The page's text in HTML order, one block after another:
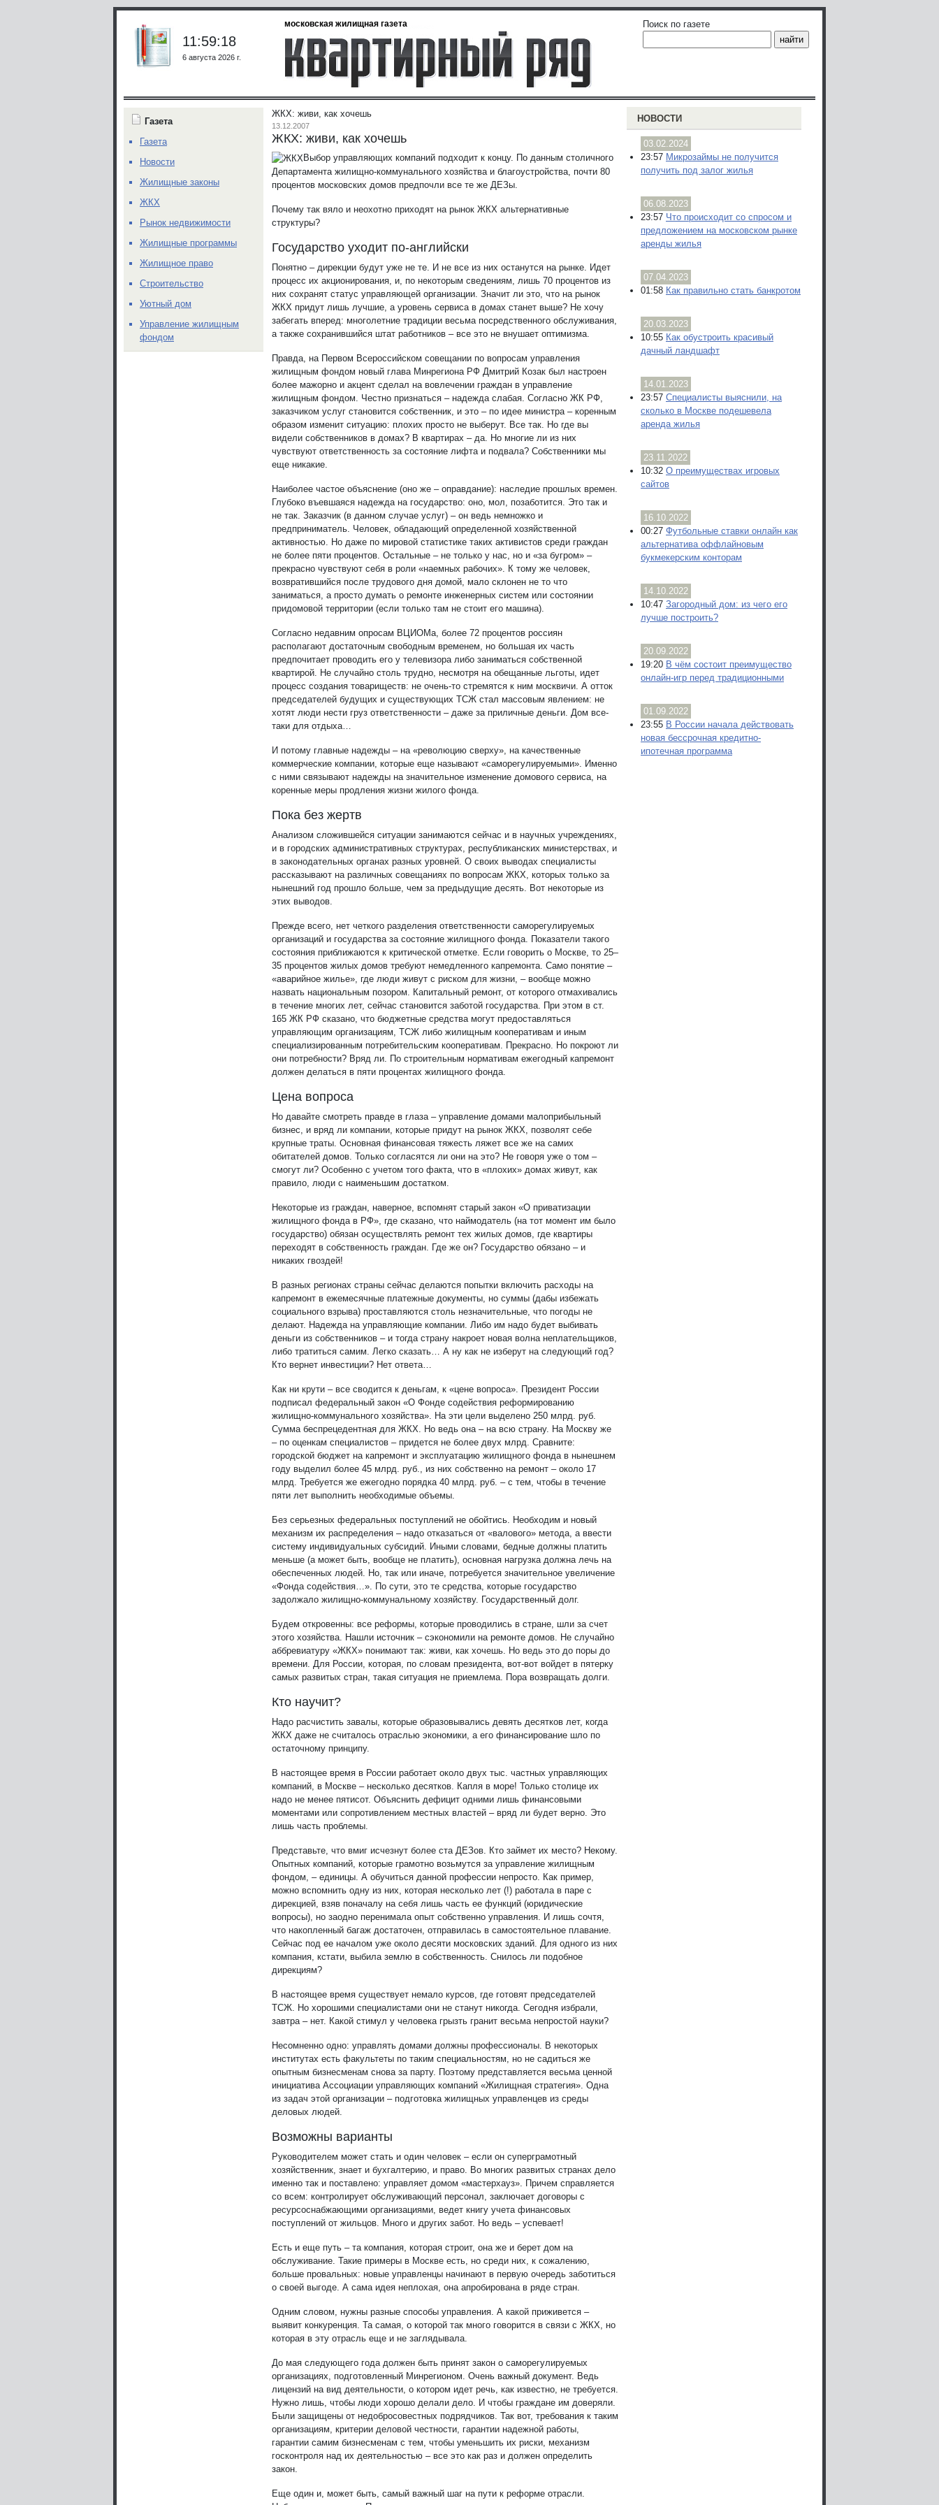
московская жилищная газета
11:59:18
6 августа 2026 г.
Поиск по газете
ЖКХ: живи, как хочешь
13.12.2007
ЖКХ: живи, как хочешь
Выбор управляющих компаний подходит к концу. По данным столичного
Департамента жилищно-коммунального хозяйства и благоустройства, почти 80
процентов московских домов предпочли все те же ДЕЗы.
Почему так вяло и неохотно приходят на рынок ЖКХ альтернативные
структуры?
Государство уходит по-английски
Понятно – дирекции будут уже не те. И не все из них останутся на рынке. Идет
процесс их акционирования, и, по некоторым сведениям, лишь 70 процентов из
них сохранят статус управляющей организации. Значит ли это, что на рынок
ЖКХ придут лишь лучшие, а уровень сервиса в домах станет выше? Не хочу
забегать вперед: многолетние традиции весьма посредственного обслуживания,
а также сохранившийся штат работников – все это не внушает оптимизма.
Правда, на Первом Всероссийском совещании по вопросам управления
жилищным фондом новый глава Минрегиона РФ Дмитрий Козак был настроен
более мажорно и акцент сделал на вовлечении граждан в управление
жилищным фондом. Честно признаться – надежда слабая. Согласно ЖК РФ,
заказчиком услуг становится собственник, и это – по идее министра – коренным
образом изменит ситуацию: плохих просто не выберут. Все так. Но где вы
видели собственников в домах? В квартирах – да. Но многие ли из них
чувствуют ответственность за состояние лифта и подвала? Собственники мы
еще никакие.
Наиболее частое объяснение (оно же – оправдание): наследие прошлых времен.
Глубоко въевшаяся надежда на государство: оно, мол, позаботится. Это так и
не так. Заказчик (в данном случае услуг) – он ведь немножко и
предприниматель. Человек, обладающий определенной хозяйственной
активностью. Но даже по мировой статистике таких активистов среди граждан
не более пяти процентов. Остальные – не только у нас, но и «за бугром» –
прекрасно чувствуют себя в роли «наемных рабочих». К тому же человек,
возвратившийся после трудового дня домой, мало склонен не то что
заниматься, а просто думать о ремонте инженерных систем или состоянии
придомовой территории (если только там не стоит его машина).
Согласно недавним опросам ВЦИОМа, более 72 процентов россиян
располагают достаточным свободным временем, но большая их часть
предпочитает проводить его у телевизора либо заниматься собственной
квартирой. Не случайно столь трудно, несмотря на обещанные льготы, идет
процесс создания товариществ: не очень-то стремятся к ним москвичи. А отток
председателей будущих и существующих ТСЖ стал массовым явлением: не
хотят люди нести груз ответственности – даже за приличные деньги. Дом все-
таки для отдыха…
И потому главные надежды – на «революцию сверху», на качественные
коммерческие компании, которые еще называют «саморегулируемыми». Именно
с ними связывают надежды на значительное изменение домового сервиса, на
коренные меры продления жизни жилого фонда.
Пока без жертв
Анализом сложившейся ситуации занимаются сейчас и в научных учреждениях,
и в городских административных структурах, республиканских министерствах, и
в законодательных органах разных уровней. О своих выводах специалисты
рассказывают на различных совещаниях по вопросам ЖКХ, которых только за
нынешний год прошло больше, чем за предыдущие десять. Вот некоторые из
этих выводов.
Прежде всего, нет четкого разделения ответственности саморегулируемых
организаций и государства за состояние жилищного фонда. Показатели такого
состояния приближаются к критической отметке. Если говорить о Москве, то 25–
35 процентов жилых домов требуют немедленного капремонта. Само понятие –
«аварийное жилье», где люди живут с риском для жизни, – вообще можно
назвать национальным позором. Капитальный ремонт, от которого отмахивались
в течение многих лет, сейчас становится заботой государства. При этом в ст.
165 ЖК РФ сказано, что бюджетные средства могут предоставляться
управляющим организациям, ТСЖ либо жилищным кооперативам и иным
специализированным потребительским кооперативам. Прекрасно. Но покроют ли
они потребности? Вряд ли. По строительным нормативам ежегодный капремонт
должен делаться в пяти процентах жилищного фонда.
Цена вопроса
Но давайте смотреть правде в глаза – управление домами малоприбыльный
бизнес, и вряд ли компании, которые придут на рынок ЖКХ, позволят себе
крупные траты. Основная финансовая тяжесть ляжет все же на самих
обитателей домов. Только согласятся ли они на это? Не говоря уже о том –
смогут ли? Особенно с учетом того факта, что в «плохих» домах живут, как
правило, люди с наименьшим достатком.
Некоторые из граждан, наверное, вспомнят старый закон «О приватизации
жилищного фонда в РФ», где сказано, что наймодатель (на тот момент им было
государство) обязан осуществлять ремонт тех жилых домов, где квартиры
переходят в собственность граждан. Где же он? Государство обязано – и
никаких гвоздей!
В разных регионах страны сейчас делаются попытки включить расходы на
капремонт в ежемесячные платежные документы, но суммы (дабы избежать
социального взрыва) проставляются столь незначительные, что погоды не
делают. Надежда на управляющие компании. Либо им надо будет выбивать
деньги из собственников – и тогда страну накроет новая волна неплательщиков,
либо тратиться самим. Легко сказать… А ну как не изберут на следующий год?
Кто вернет инвестиции? Нет ответа…
Как ни крути – все сводится к деньгам, к «цене вопроса». Президент России
подписал федеральный закон «О Фонде содействия реформированию
жилищно-коммунального хозяйства». На эти цели выделено 250 млрд. руб.
Сумма беспрецедентная для ЖКХ. Но ведь она – на всю страну. На Москву же
– по оценкам специалистов – придется не более двух млрд. Сравните:
городской бюджет на капремонт и эксплуатацию жилищного фонда в нынешнем
году выделил более 45 млрд. руб., из них собственно на ремонт – около 17
млрд. Требуется же ежегодно порядка 40 млрд. руб. – с тем, чтобы в течение
пяти лет выполнить необходимые объемы.
Без серьезных федеральных поступлений не обойтись. Необходим и новый
механизм их распределения – надо отказаться от «валового» метода, а ввести
систему индивидуальных субсидий. Иными словами, бедные должны платить
меньше (а может быть, вообще не платить), основная нагрузка должна лечь на
обеспеченных людей. Но, так или иначе, потребуется значительное увеличение
«Фонда содействия…». По сути, это те средства, которые государство
задолжало жилищно-коммунальному хозяйству. Государственный долг.
Будем откровенны: все реформы, которые проводились в стране, шли за счет
этого хозяйства. Нашли источник – сэкономили на ремонте домов. Не случайно
аббревиатуру «ЖКХ» понимают так: живи, как хочешь. Но ведь это до поры до
времени. Для России, которая, по словам президента, вот-вот войдет в пятерку
самых развитых стран, такая ситуация не приемлема. Пора возвращать долги.
Кто научит?
Надо расчистить завалы, которые образовывались девять десятков лет, когда
ЖКХ даже не считалось отраслью экономики, а его финансирование шло по
остаточному принципу.
В настоящее время в России работает около двух тыс. частных управляющих
компаний, в Москве – несколько десятков. Капля в море! Только столице их
надо не менее пятисот. Объяснить дефицит одними лишь финансовыми
моментами или сопротивлением местных властей – вряд ли будет верно. Это
лишь часть проблемы.
Представьте, что вмиг исчезнут более ста ДЕЗов. Кто займет их место? Некому.
Опытных компаний, которые грамотно возьмутся за управление жилищным
фондом, – единицы. А обучиться данной профессии непросто. Как пример,
можно вспомнить одну из них, которая несколько лет (!) работала в паре с
дирекцией, взяв поначалу на себя лишь часть ее функций (юридические
вопросы), но заодно перенимала опыт собственно управления. И лишь сочтя,
что накопленный багаж достаточен, отправилась в самостоятельное плавание.
Сейчас под ее началом уже около десяти московских зданий. Для одного из них
компания, кстати, выбила землю в собственность. Снилось ли подобное
дирекциям?
В настоящее время существует немало курсов, где готовят председателей
ТСЖ. Но хорошими специалистами они не станут никогда. Сегодня избрали,
завтра – нет. Какой стимул у человека грызть гранит весьма непростой науки?
Несомненно одно: управлять домами должны профессионалы. В некоторых
институтах есть факультеты по таким специальностям, но не садиться же
опытным бизнесменам снова за парту. Поэтому представляется весьма ценной
инициатива Ассоциации управляющих компаний «Жилищная стратегия». Одна
из задач этой организации – подготовка жилищных управленцев из среды
деловых людей.
Возможны варианты
Руководителем может стать и один человек – если он суперграмотный
хозяйственник, знает и бухгалтерию, и право. Во многих развитых странах дело
именно так и поставлено: управляет домом «мастерхауз». Причем справляется
со всем: контролирует обслуживающий персонал, заключает договоры с
ресурсоснабжающими организациями, ведет книгу учета финансовых
поступлений от жильцов. Много и других забот. Но ведь – успевает!
Есть и еще путь – та компания, которая строит, она же и берет дом на
обслуживание. Такие примеры в Москве есть, но среди них, к сожалению,
больше провальных: новые управленцы начинают в первую очередь заботиться
о своей выгоде. А сама идея неплохая, она апробирована в ряде стран.
Одним словом, нужны разные способы управления. А какой приживется –
выявит конкуренция. Та самая, о которой так много говорится в связи с ЖКХ, но
которая в эту отрасль еще и не заглядывала.
До мая следующего года должен быть принят закон о саморегулируемых
организациях, подготовленный Минрегионом. Очень важный документ. Ведь
лицензий на вид деятельности, о котором идет речь, как известно, не требуется.
Нужно лишь, чтобы люди хорошо делали дело. И чтобы граждане им доверяли.
Были защищены от недобросовестных подрядчиков. Так вот, требования к таким
организациям, критерии деловой честности, гарантии надежной работы,
гарантии самим бизнесменам с тем, чтобы уменьшить их риски, механизм
госконтроля над их деятельностью – все это как раз и должен определить
закон.
Еще один и, может быть, самый важный шаг на пути к реформе отрасли.
НОВОСТИ
03.02.2024
23:57 Микрозаймы не получится
получить под залог жилья
06.08.2023
23:57 Что происходит со спросом и
предложением на московском рынке
аренды жилья
07.04.2023
01:58 Как правильно стать банкротом
20.03.2023
10:55 Как обустроить красивый
дачный ландшафт
14.01.2023
23:57 Специалисты выяснили, на
сколько в Москве подешевела
аренда жилья
23.11.2022
10:32 О преимуществах игровых
сайтов
16.10.2022
00:27 Футбольные ставки онлайн как
альтернатива оффлайновым
букмекерским конторам
14.10.2022
10:47 Загородный дом: из чего его
лучше построить?
20.09.2022
19:20 В чём состоит преимущество
онлайн-игр перед традиционными
01.09.2022
23:55 В России начала действовать
новая бессрочная кредитно-
ипотечная программа
Газета
Газета
Новости
Жилищные законы
ЖКХ
Рынок недвижимости
Жилищные программы
Жилищное право
Строительство
Уютный дом
Управление жилищным
фондом